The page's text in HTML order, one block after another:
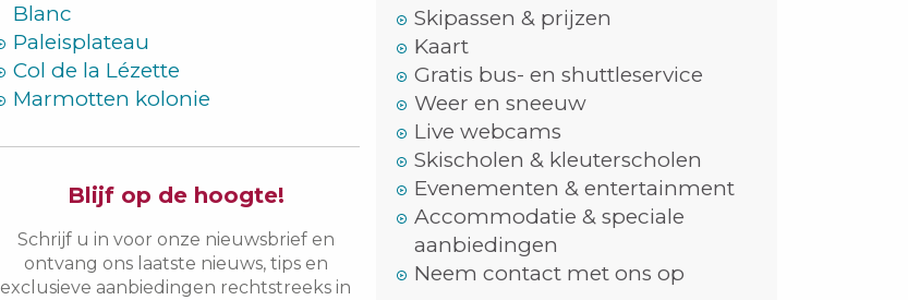
Blanc
Paleisplateau
Col de la Lézette
Marmotten kolonie
Blijf op de hoogte!
Schrijf u in voor onze nieuwsbrief en
ontvang ons laatste nieuws, tips en
exclusieve aanbiedingen rechtstreeks in
Skipassen & prijzen
Kaart
Gratis bus- en shuttleservice
Weer en sneeuw
Live webcams
Skischolen & kleuterscholen
Evenementen & entertainment
Accommodatie & speciale
aanbiedingen
Neem contact met ons op